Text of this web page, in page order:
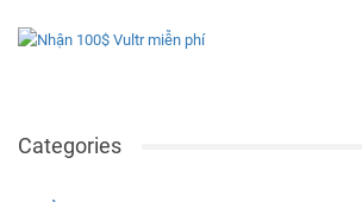
Categories